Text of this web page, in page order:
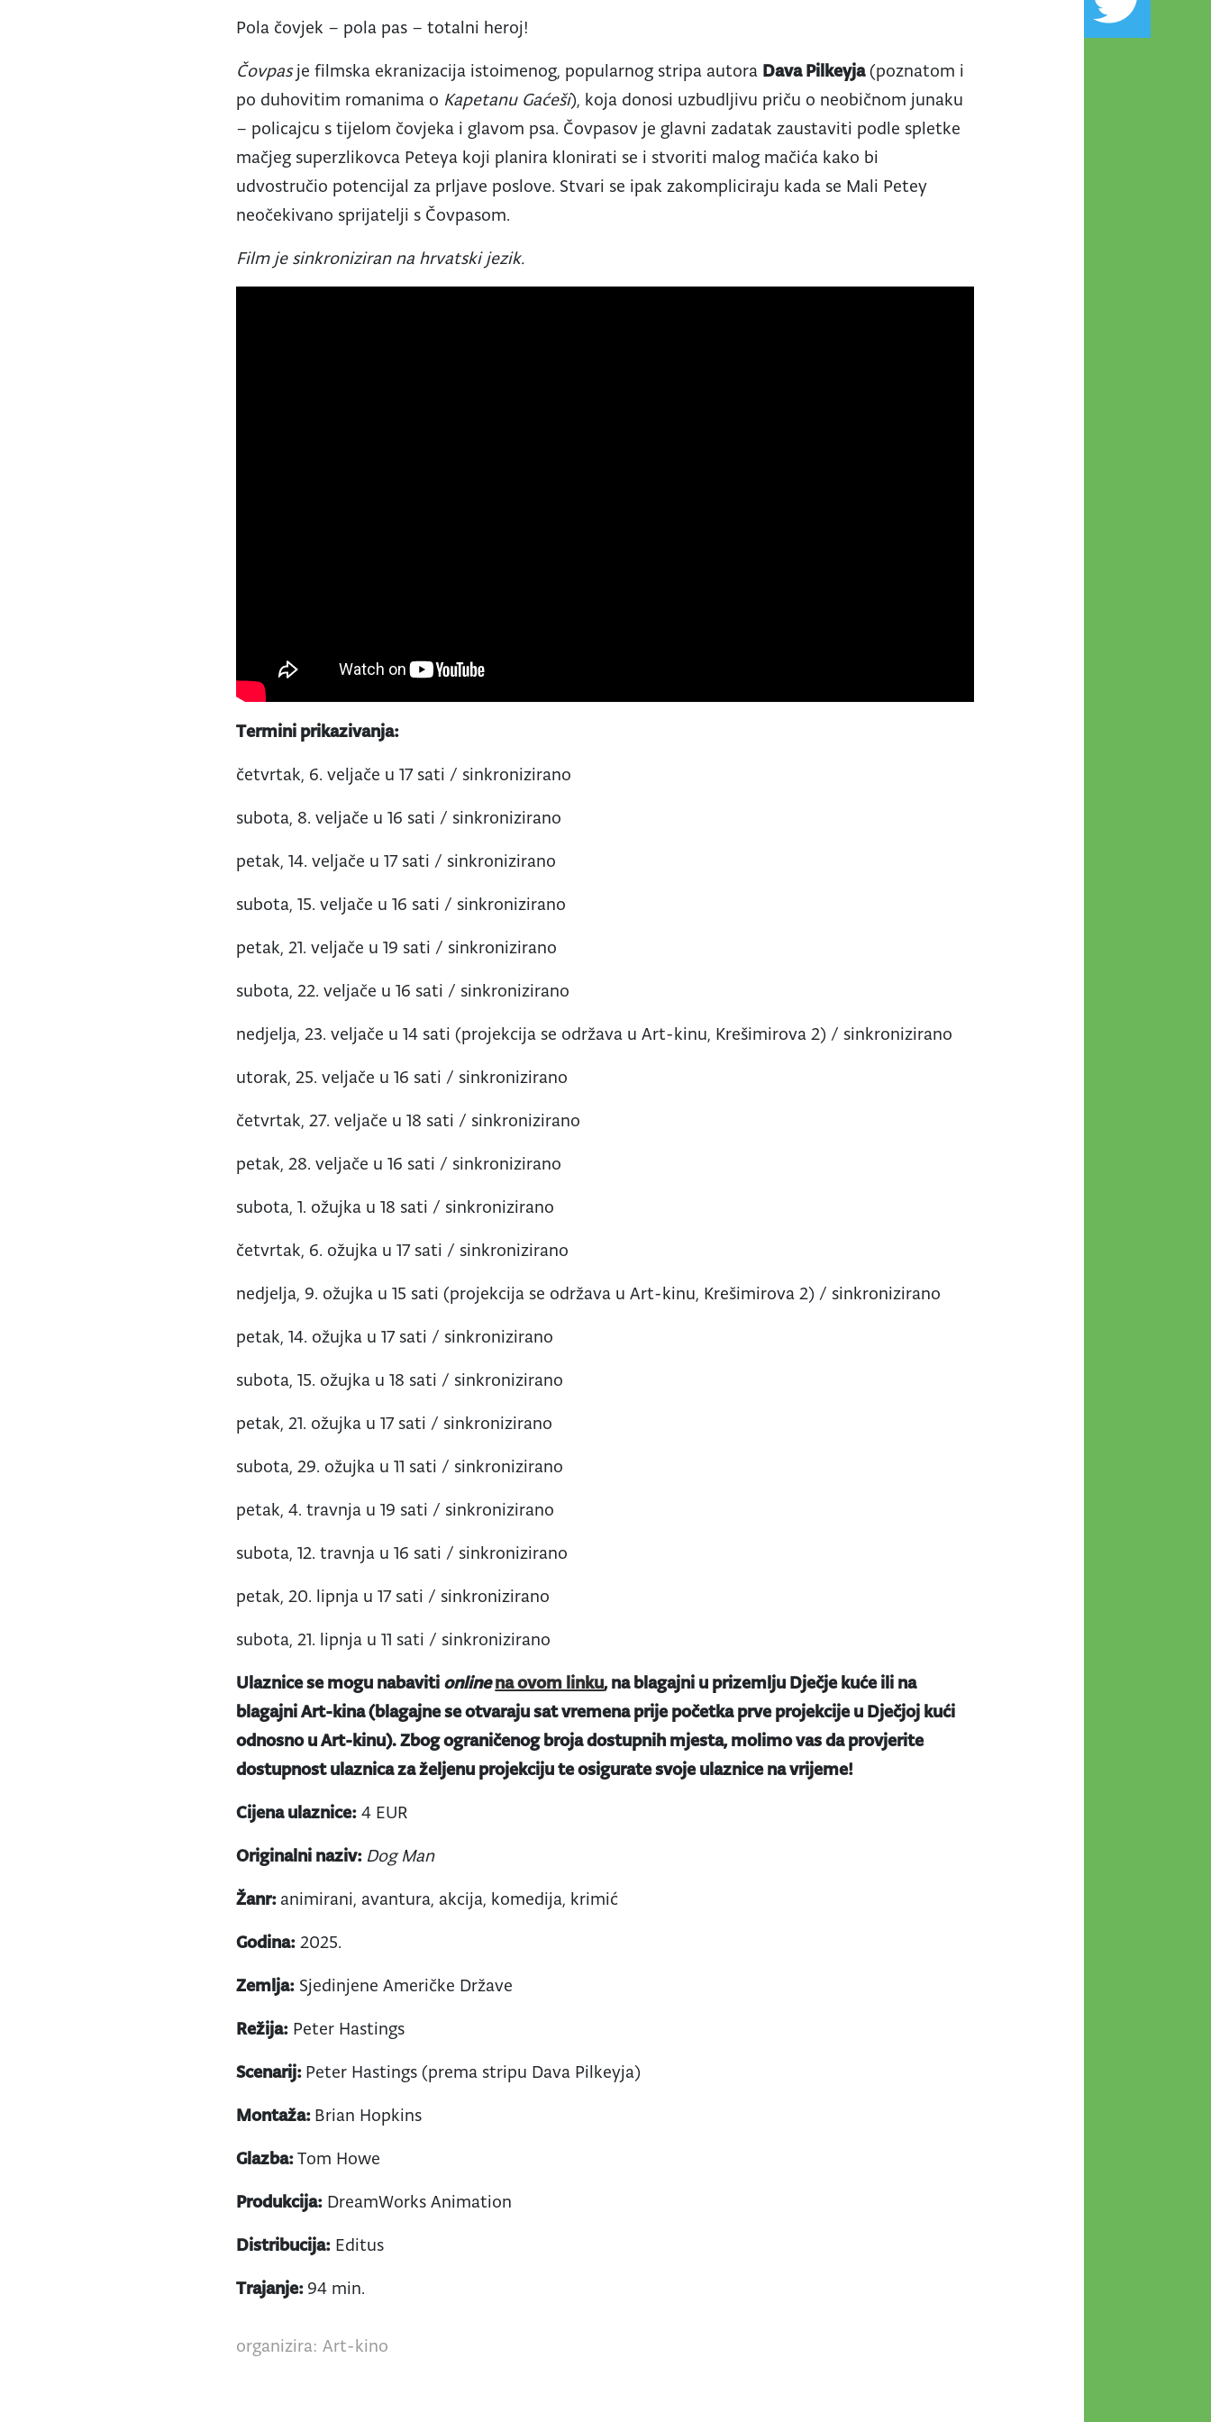
Pola čovjek – pola pas – totalni heroj!
Čovpasje filmska ekranizacija istoimenog, popularnog stripa autora Dava Pilkeyja(poznatom i
po duhovitim romanima o Kapetanu Gaćeši), koja donosi uzbudljivu priču o neobičnom junaku
– policajcu s tijelom čovjeka i glavom psa. Čovpasov je glavni zadatak zaustaviti podle spletke
mačjeg superzlikovca Peteya koji planira klonirati se i stvoriti malog mačića kako bi
udvostručio potencijal za prljave poslove. Stvari se ipak zakompliciraju kada se Mali Petey
neočekivano sprijatelji s Čovpasom.
Film je sinkroniziran na hrvatski jezik.
Termini prikazivanja:
četvrtak, 6. veljače u 17 sati / sinkronizirano
subota, 8. veljače u 16 sati / sinkronizirano
petak, 14. veljače u 17 sati / sinkronizirano
subota, 15. veljače u 16 sati / sinkronizirano
petak, 21. veljače u 19 sati / sinkronizirano
subota, 22. veljače u 16 sati / sinkronizirano
nedjelja, 23. veljače u 14 sati (projekcija se održava u Art-kinu, Krešimirova 2) / sinkronizirano
utorak, 25. veljače u 16 sati / sinkronizirano
četvrtak, 27. veljače u 18 sati / sinkronizirano
petak, 28. veljače u 16 sati / sinkronizirano
subota, 1. ožujka u 18 sati / sinkronizirano
četvrtak, 6. ožujka u 17 sati / sinkronizirano
nedjelja, 9. ožujka u 15 sati (projekcija se održava u Art-kinu, Krešimirova 2) / sinkronizirano
petak, 14. ožujka u 17 sati / sinkronizirano
subota, 15. ožujka u 18 sati / sinkronizirano
petak, 21. ožujka u 17 sati / sinkronizirano
subota, 29. ožujka u 11 sati / sinkronizirano
petak, 4. travnja u 19 sati / sinkronizirano
subota, 12. travnja u 16 sati / sinkronizirano
petak, 20. lipnja u 17 sati / sinkronizirano
subota, 21. lipnja u 11 sati / sinkronizirano
Ulaznice se mogu nabaviti onlinena ovom linku, na blagajni u prizemlju Dječje kuće ili na
blagajni Art-kina (blagajne se otvaraju sat vremena prije početka prve projekcije u Dječjoj kući
odnosno u Art-kinu). Zbog ograničenog broja dostupnih mjesta, molimo vas da provjerite
dostupnost ulaznica za željenu projekciju te osigurate svoje ulaznice na vrijeme!
Cijena ulaznice: 4 EUR
Originalni naziv: Dog Man
Žanr: animirani, avantura, akcija, komedija, krimić
Godina: 2025.
Zemlja: Sjedinjene Američke Države
Režija: Peter Hastings
Scenarij: Peter Hastings (prema stripu Dava Pilkeyja)
Montaža: Brian Hopkins
Glazba:Tom Howe
Produkcija: DreamWorks Animation
Distribucija: Editus
Trajanje: 94 min.
organizira: Art-kino